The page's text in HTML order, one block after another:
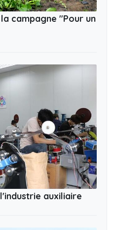
campagne "Pour un
auxiliaire